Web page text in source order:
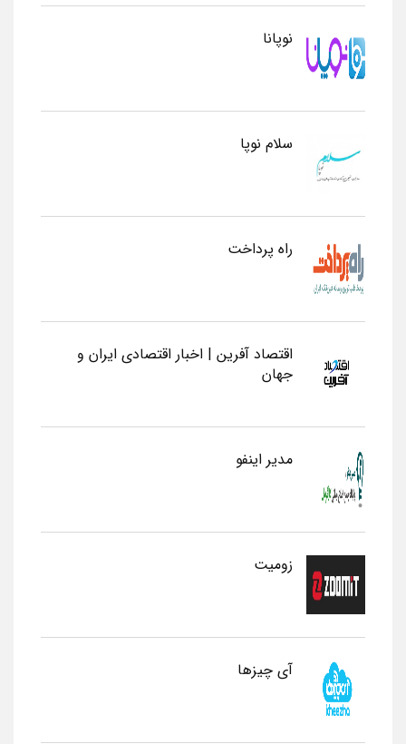
نوپانا
سلام نوپا
راه پرداخت
اقتصاد آفرین | اخبار اقتصادی ایران و
جهان
مدیر اینفو
زومیت
آی چیزها